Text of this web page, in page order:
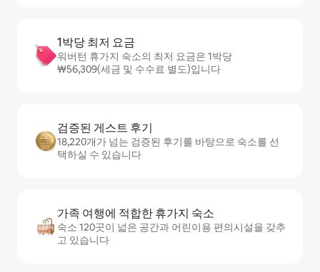
1박당 최저 요금
워버턴 휴가지 숙소의 최저 요금은 1박당
₩56,309(세금 및 수수료 별도)입니다
검증된 게스트 후기
18,220개가 넘는 검증된 후기를 바탕으로 숙소를 선
택하실 수 있습니다
가족 여행에 적합한 휴가지 숙소
숙소 120곳이 넓은 공간과 어린이용 편의시설을 갖추
고 있습니다